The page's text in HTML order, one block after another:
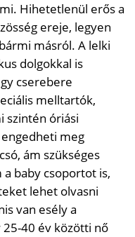
Hihetetlenül erős a
ereje, legyen
másról. A lelki
dolgokkal is
cserebere
melltartók,
szintén óriási
meg
ám szükséges
baby csoportot is,
lehet olvasni
van esély a
40 év közötti nő